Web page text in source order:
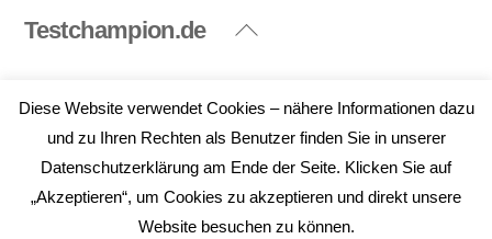
Back
Testchampion.de
Testchampion.de 2026
Diese Website verwendet Cookies – nähere Informationen dazu
und zu Ihren Rechten als Benutzer finden Sie in unserer
Datenschutzerklärung am Ende der Seite. Klicken Sie auf
„Akzeptieren“, um Cookies zu akzeptieren und direkt unsere
Website besuchen zu können.